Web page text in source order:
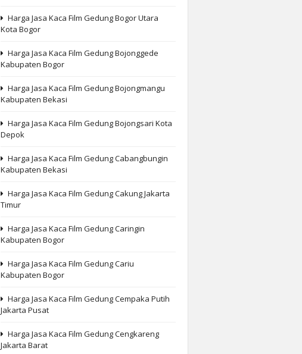
Harga Jasa Kaca Film Gedung Bogor Utara
Kota Bogor
Harga Jasa Kaca Film Gedung Bojonggede
Kabupaten Bogor
Harga Jasa Kaca Film Gedung Bojongmangu
Kabupaten Bekasi
Harga Jasa Kaca Film Gedung Bojongsari Kota
Depok
Harga Jasa Kaca Film Gedung Cabangbungin
Kabupaten Bekasi
Harga Jasa Kaca Film Gedung Cakung Jakarta
Timur
Harga Jasa Kaca Film Gedung Caringin
Kabupaten Bogor
Harga Jasa Kaca Film Gedung Cariu
Kabupaten Bogor
Harga Jasa Kaca Film Gedung Cempaka Putih
Jakarta Pusat
Harga Jasa Kaca Film Gedung Cengkareng
Jakarta Barat